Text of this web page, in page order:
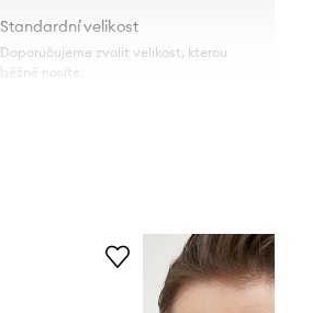
Standardní velikost
Doporučujeme zvolit velikost, kterou
běžně nosíte.
Kategorie filtru: Kat. 3